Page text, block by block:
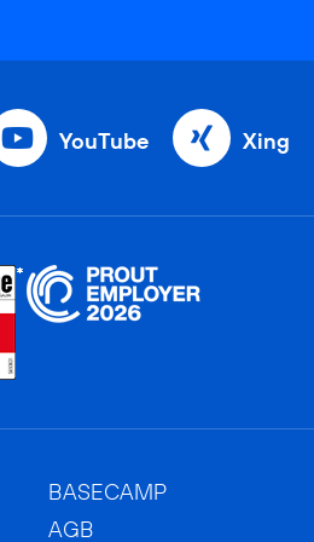
YouTube Xing
BASECAMP
AGB